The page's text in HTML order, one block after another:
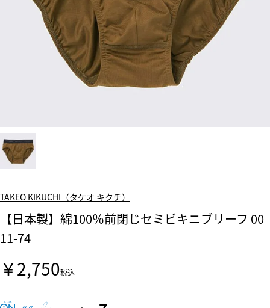
TAKEO KIKUCHI（タケオ キクチ）
【日本製】綿100％前閉じセミビキニブリーフ 00
11-74
￥2,750税込